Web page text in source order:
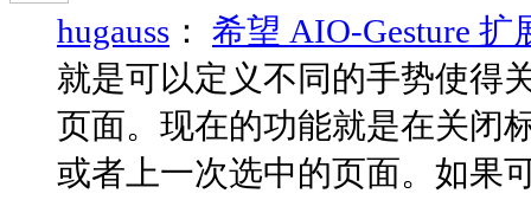
hugauss ： 希望 AIO-Gesture
就是可以定义不同的手势使得
页面。现在的功能就是在关闭
或者上一次选中的页面。如果